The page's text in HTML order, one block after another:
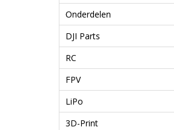
Onderdelen
DJI Parts
RC
FPV
LiPo
3D-Print